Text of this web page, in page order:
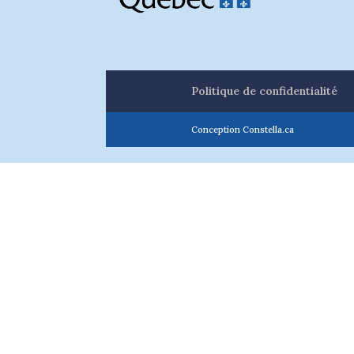
Politique de confidentialité
Conception Constella.ca